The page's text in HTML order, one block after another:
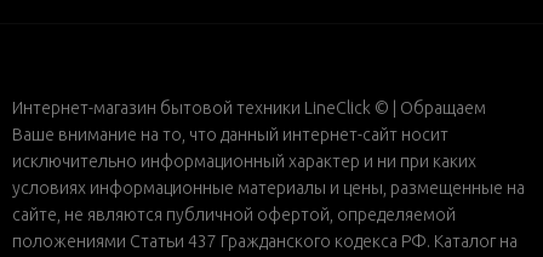
Интернет-магазин бытовой техники LineClick © | Обращаем
Ваше внимание на то, что данный интернет-сайт носит
исключительно информационный характер и ни при каких
условиях информационные материалы и цены, размещенные на
сайте, не являются публичной офертой, определяемой
положениями Статьи 437 Гражданского кодекса РФ. Каталог на